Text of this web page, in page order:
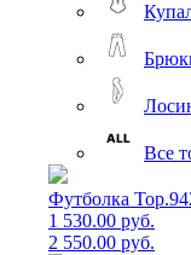
Все
Футболка
1 530.00 руб.
2 550.00 руб.